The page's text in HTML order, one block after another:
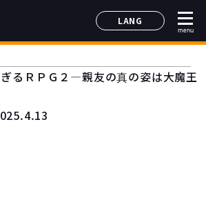
LANG
日本語
简体中文
menu